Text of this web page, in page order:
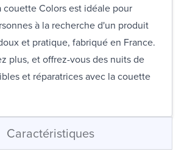
couette Colors est idéale pour
à la recherche d'un produit
et pratique, fabriqué en France.
plus, et offrez-vous des nuits de
et réparatrices avec la couette
Caractéristiques